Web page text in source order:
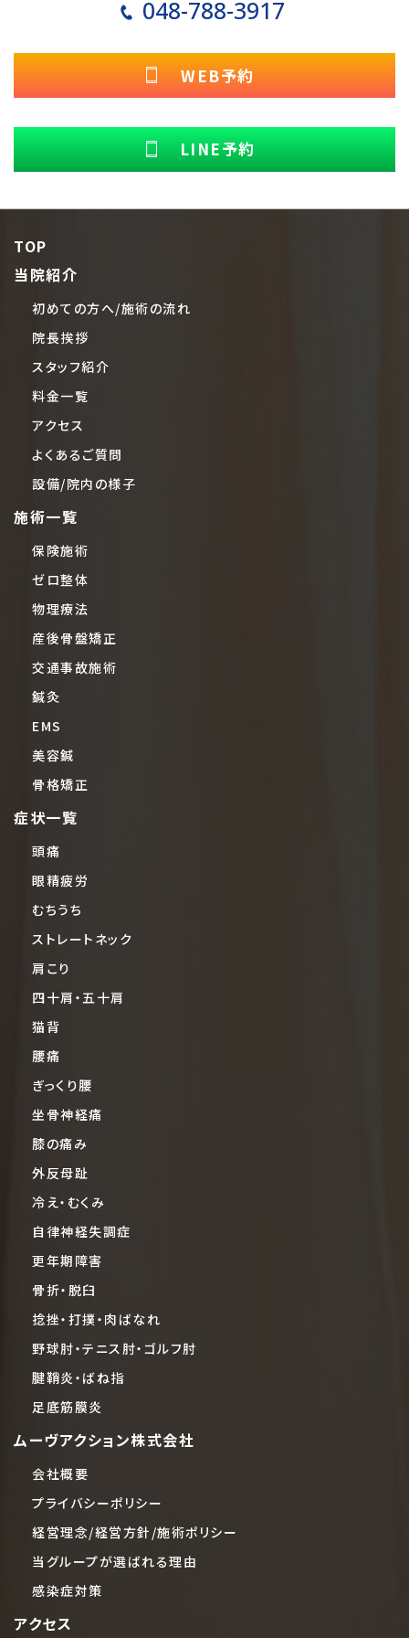
048-788-3917
WEB予約
LINE予約
TOP
当院紹介
初めての方へ/施術の流れ
院長挨拶
スタッフ紹介
料金一覧
アクセス
よくあるご質問
設備/院内の様子
施術一覧
保険施術
ゼロ整体
物理療法
産後骨盤矯正
交通事故施術
鍼灸
EMS
美容鍼
骨格矯正
症状一覧
頭痛
眼精疲労
むちうち
ストレートネック
肩こり
四十肩・五十肩
猫背
腰痛
ぎっくり腰
坐骨神経痛
膝の痛み
外反母趾
冷え・むくみ
自律神経失調症
更年期障害
骨折・脱臼
捻挫・打撲・肉ばなれ
野球肘・テニス肘・ゴルフ肘
腱鞘炎・ばね指
足底筋膜炎
ムーヴアクション株式会社
会社概要
プライバシーポリシー
経営理念/経営方針/施術ポリシー
当グループが選ばれる理由
感染症対策
アクセス